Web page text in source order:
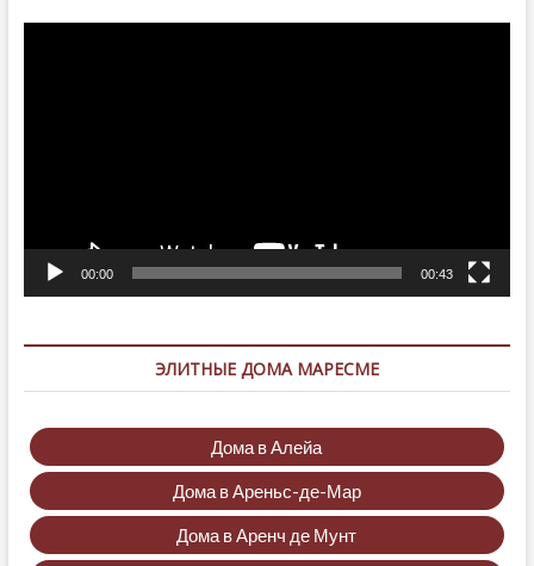
00:00 00:43
ЭЛИТНЫЕ ДОМА МАРЕСМЕ
Дома в Алейа
Дома в Ареньс-де-Мар
Дома в Аренч де Мунт